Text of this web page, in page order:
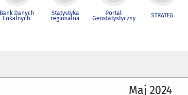
Bank Danych
Lokalnych
Statystyka
regionalna
Portal
Geostatystyczny STRATEG
Maj 2024